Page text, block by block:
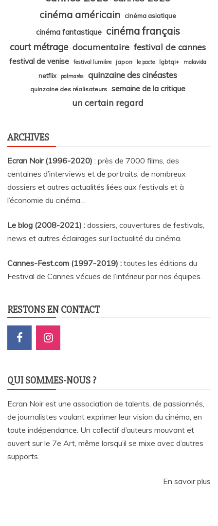
cinéma américain
cinéma asiatique
cinéma fantastique cinéma français
court métrage documentaire festival de cannes
festival de venise festival lumière japon le pacte lgbtqi+ malavida
netflix palmarès quinzaine des cinéastes
quinzaine des réalisateurs semaine de la critique
un certain regard
ARCHIVES
Ecran Noir (1996-2020) : près de 7000 films, des
centaines d’interviews et de portraits, de nombreux
dossiers et autres actualités liées aux festivals et à
l’économie du cinéma…
Le blog (2008-2021) : dossiers, couvertures de festivals,
news et autres éclairages sur l’actualité du cinéma
Cannes-Fest.com (1997-2019) : toutes les éditions du
Festival de Cannes vécues de l’intérieur par nos équipes.
RESTONS EN CONTACT
QUI SOMMES-NOUS ?
Ecran Noir est une association de talents, de passionnés,
de journalistes voulant exprimer leur vision du cinéma, en
toute indépendance. Un collectif d’auteurs mouvant et
ouvert sur le 7e Art, même lorsqu’il se mixe avec d’autres
supports.
En savoir plus